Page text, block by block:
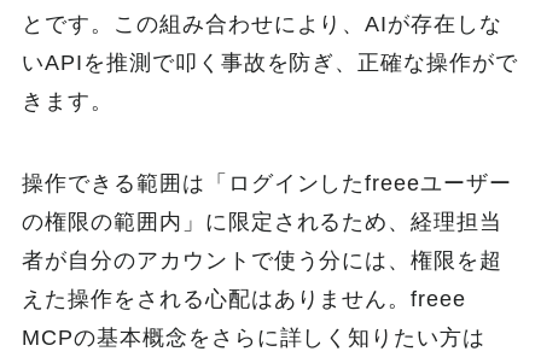
とです。この組み合わせにより、AIが存在しな
いAPIを推測で叩く事故を防ぎ、正確な操作がで
きます。
操作できる範囲は「ログインしたfreeeユーザー
の権限の範囲内」に限定されるため、経理担当
者が自分のアカウントで使う分には、権限を超
えた操作をされる心配はありません。freee
MCPの基本概念をさらに詳しく知りたい方は